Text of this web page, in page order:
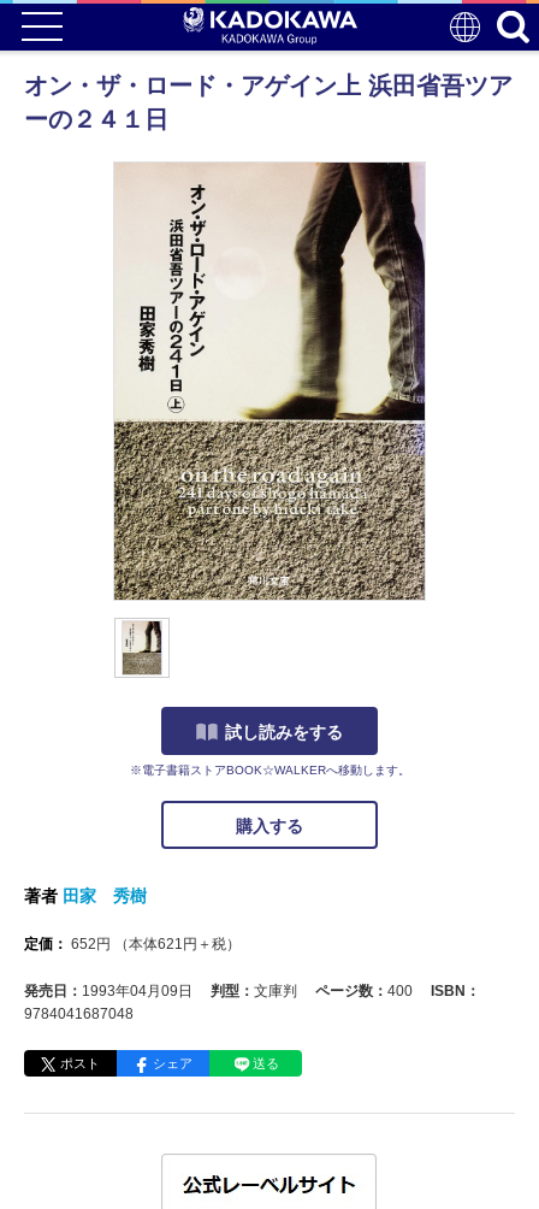
オン・ザ・ロード・アゲイン上 浜田省吾ツア
ーの２４１日
試し読みをする
※電子書籍ストアBOOK☆WALKERへ移動します。
購入する
著者 田家 秀樹
定価： 652 円 （本体621 円＋税）
発売日： 1993年04月09日 判型： 文庫判 ページ数： 400
ISBN：
9784041687048
ポスト シェア 送る